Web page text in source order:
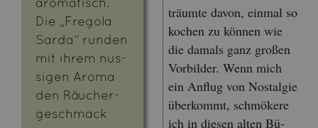
Die „Fre­go­la
Sarda“ run­den
mit ihrem nus­
si­gen Aroma
den Räu­cher­
ge­schmack
träum­te davon, ein­mal so
ko­chen zu kön­nen wie
die da­mals ganz gro­ßen
Vor­bil­der. Wenn mich
ein An­flug von Nost­al­gie
über­kommt, schmö­ke­re
ich in die­sen alten Bü­